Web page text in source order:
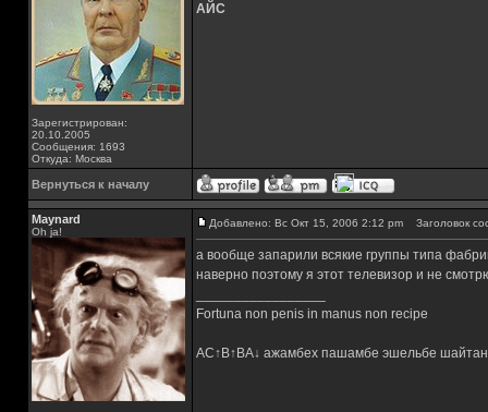
Зарегистрирован:
20.10.2005
Сообщения: 1693
Откуда: Москва
АЙС
Вернуться к началу
Maynard
Oh ja!
Добавлено: Вс Окт 15, 2006 2:12 pm Заголовок
а вообще запарили всякие группы типа
наверно поэтому я этот телевизор и не
Fortuna non penis in manus non recipe
AC↑B↑BA↓ ажамбех пашамбе эшельбе